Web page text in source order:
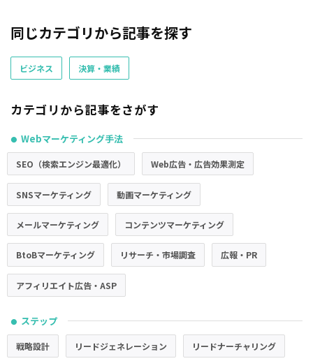
同じカテゴリから記事を探す
ビジネス 決算・業績
カテゴリから記事をさがす
● Webマーケティング手法
SEO（検索エンジン最適化） Web広告・広告効果測定
SNSマーケティング 動画マーケティング
メールマーケティング コンテンツマーケティング
BtoBマーケティング リサーチ・市場調査 広報・PR
アフィリエイト広告・ASP
● ステップ
戦略設計 リードジェネレーション リードナーチャリング